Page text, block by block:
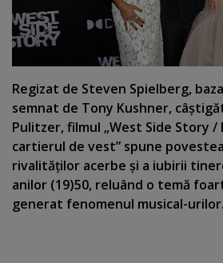
Regizat de Steven Spielberg,
semnat de Tony Kushner,
Pulitzer, filmul „West Side Story /
cartierul de vest” spune
rivalităţilor acerbe şi a iubirii
anilor (19)50, reluând o temă
generat fenomenul musical-urilor.